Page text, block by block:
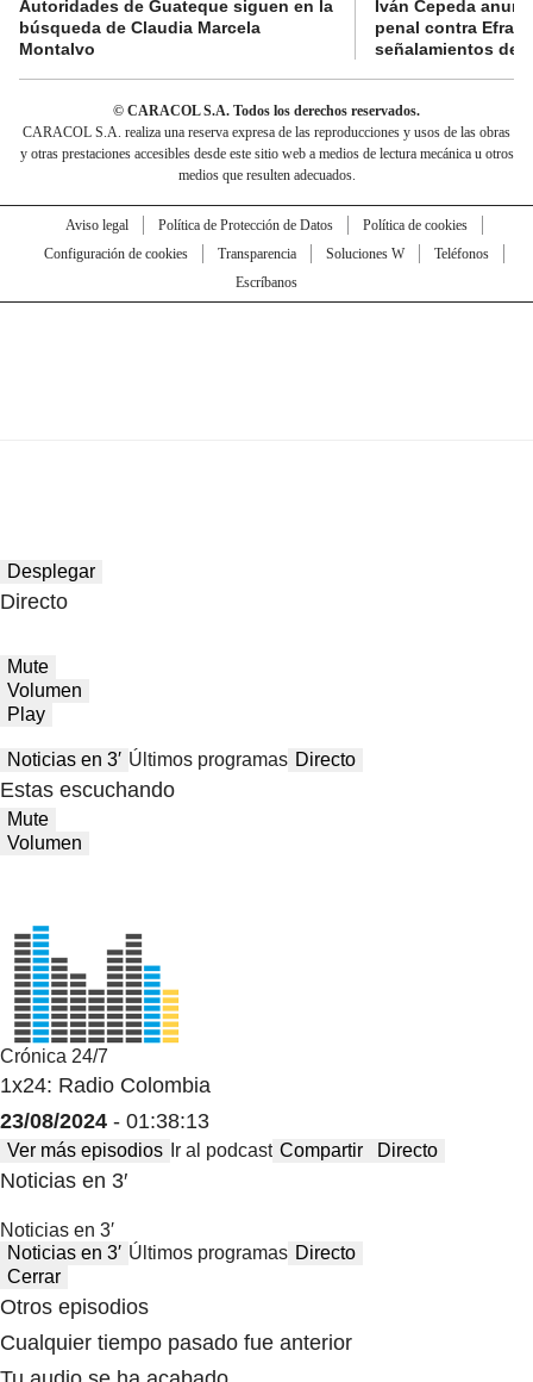
Autoridades de Guateque siguen en la
búsqueda de Claudia Marcela
Montalvo
Iván Cepeda
penal contra
señalamientos de
© CARACOL S.A. Todos los derechos reservados.
CARACOL S.A. realiza una reserva expresa de las reproducciones y usos de las obras
y otras prestaciones accesibles desde este sitio web a medios de lectura mecánica u otros
medios que resulten adecuados.
Aviso legal Política de Protección de Datos
Política de cookies
Configuración de cookies
Transparencia Soluciones W
Teléfonos
Escríbanos
Desplegar
Directo
Mute
Volumen
Play
Noticias en 3′ Últimos programas Directo
Estas escuchando
Mute
Volumen
Crónica 24/7
1x24: Radio Colombia
23/08/2024 - 01:38:13
Ver más episodios Ir al podcast Compartir Directo
Noticias en 3′
Noticias en 3′
Noticias en 3′ Últimos programas Directo
Cerrar
Otros episodios
Cualquier tiempo pasado fue anterior